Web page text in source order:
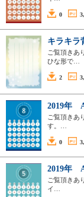
0
キラキラ
ご覧頂きあ
ひな形で…
2
2019年
ご覧頂きあ
す。…
0
2019年
ご覧頂きあ
イ…